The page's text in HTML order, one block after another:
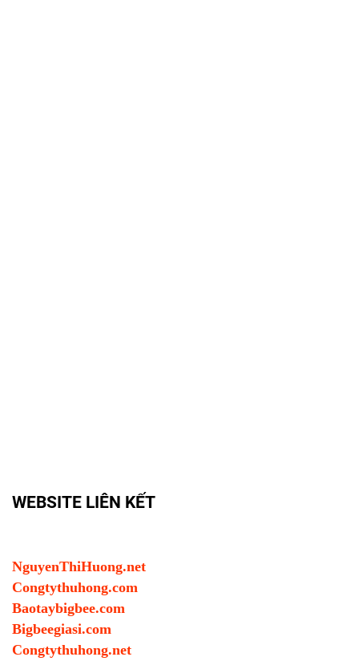
WEBSITE LIÊN KẾT
NguyenThiHuong.net
Congtythuhong.com
Baotaybigbee.com
Bigbeegiasi.com
Congtythuhong.net